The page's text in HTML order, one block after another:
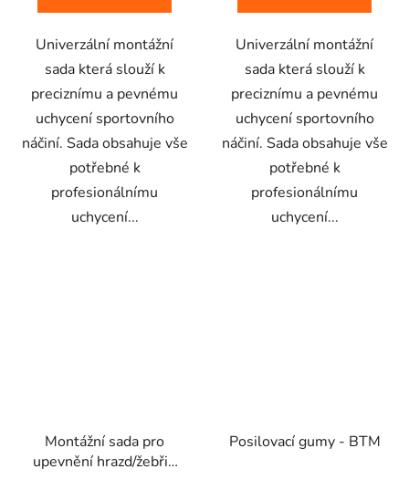
Univerzální montážní
sada která slouží k
preciznímu a pevnému
uchycení sportovního
náčiní. Sada obsahuje vše
potřebné k
profesionálnímu
uchycení...
Univerzální montážní
sada která slouží k
preciznímu a pevnému
uchycení sportovního
náčiní. Sada obsahuje vše
potřebné k
profesionálnímu
uchycení...
Montážní sada pro
upevnění hrazd/žebřin
Posilovací gumy - BTM